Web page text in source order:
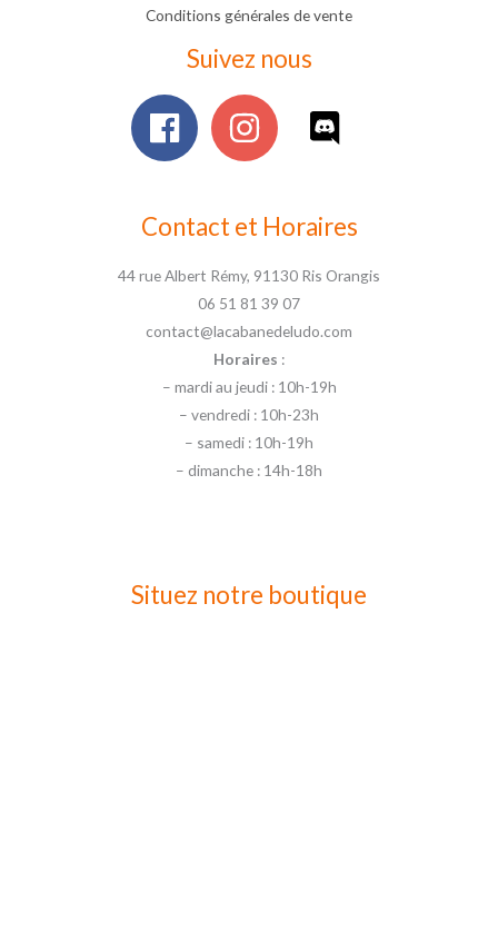
Conditions générales de vente
Suivez nous
Contact et Horaires
44 rue Albert Rémy, 91130 Ris Orangis
06 51 81 39 07
contact@lacabanedeludo.com
Horaires :
– mardi au jeudi : 10h-19h
– vendredi : 10h-23h
– samedi : 10h-19h
– dimanche : 14h-18h
Situez notre boutique